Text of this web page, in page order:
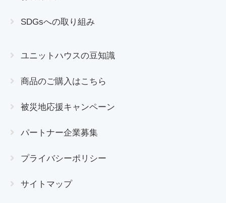
SDGsへの取り組み
ユニットハウスの豆知識
商品のご購入はこちら
被災地応援キャンペーン
パートナー企業募集
プライバシーポリシー
サイトマップ